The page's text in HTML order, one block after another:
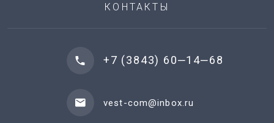
КОНТАКТЫ
+7 (3843) 60‒14‒68
vest-com@inbox.ru